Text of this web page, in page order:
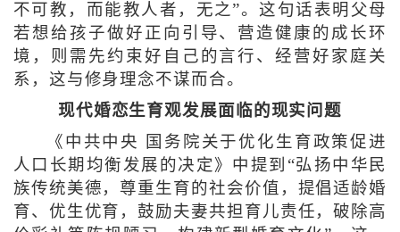
不可教，而能教人者，无之”。这句话表明父母
若想给孩子做好正向引导、营造健康的成长环
境，则需先约束好自己的言行、经营好家庭关
系，这与修身理念不谋而合。
现代婚恋生育观发展面临的现实问题
《中共中央 国务院关于优化生育政策促进
人口长期均衡发展的决定》中提到“弘扬中华民
族传统美德，尊重生育的社会价值，提倡适龄婚
育、优生优育，鼓励夫妻共担育儿责任，破除高